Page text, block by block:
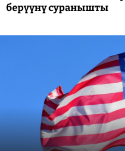
берүүнү суранышты